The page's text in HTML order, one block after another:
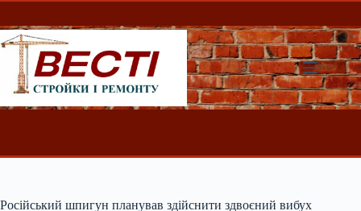
Перейти
вмісту
Російський шпигун планував здійснити здвоєний вибух